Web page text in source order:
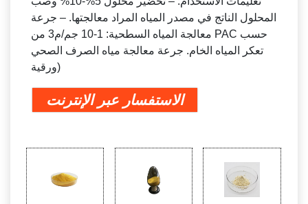
المحلول الناتج في مصدر المياه المراد معالجتها. – جرعة
معالجة المياه السطحية: 1-10 جم/م3 من PAC حسب
تعكر المياه الخام. جرعة معالجة مياه الصرف الصحي
(ورقية
الاستفسار عبر الإنترنت